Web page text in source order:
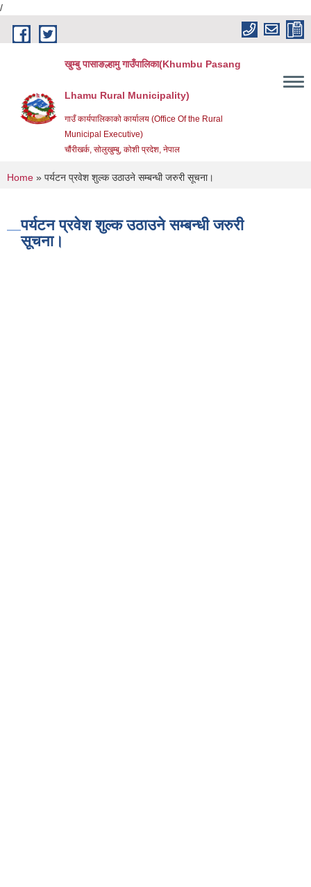
/
Skip to main content
खुम्बु पासाङल्हामु गाउँपालिका(Khumbu Pasang
Lhamu Rural Municipality)
गाउँ कार्यपालिकाको कार्यालय (Office Of the Rural
Municipal Executive)
चौंरीखर्क, सोलुखुम्बु, कोशी प्रदेश, नेपाल
You are here
Home » पर्यटन प्रवेश शुल्क उठाउने सम्बन्धी जरुरी सूचना।
पर्यटन प्रवेश शुल्क उठाउने सम्बन्धी जरुरी
सूचना।